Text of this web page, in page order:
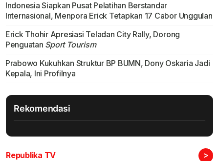
Indonesia Siapkan Pusat Pelatihan Berstandar
Internasional, Menpora Erick Tetapkan 17 Cabor Unggulan
Erick Thohir Apresiasi Teladan City Rally, Dorong
Penguatan Sport Tourism
Prabowo Kukuhkan Struktur BP BUMN, Dony Oskaria Jadi
Kepala, Ini Profilnya
Rekomendasi
Republika TV >